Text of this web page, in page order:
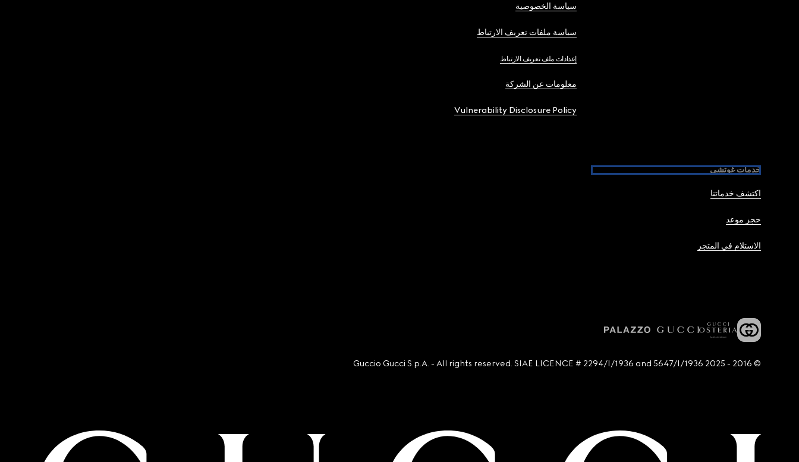
سياسة الخصوصية
سياسة ملفات تعريف الارتباط
إعدادات ملف تعريف الارتباط
معلومات عن الشركة
Vulnerability Disclosure Policy
خدمات غوتشي
اكتشف خدماتنا
حجز موعد
الاستلام في المتجر
© 2016 - 2025 Guccio Gucci S.p.A. - All rights reserved. SIAE LICENCE # 2294/I/1936 and 5647/I/1936